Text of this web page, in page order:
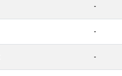
-
-
-